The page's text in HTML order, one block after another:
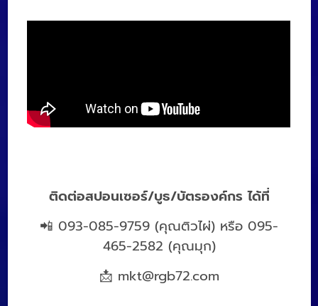
ติดต่อสปอนเซอร์/บูธ/บัตรองค์กร ได้ที่
📲 093-085-9759 (คุณติวไผ่) หรือ 095-
465-2582 (คุณมุก)
📩 mkt@rgb72.com